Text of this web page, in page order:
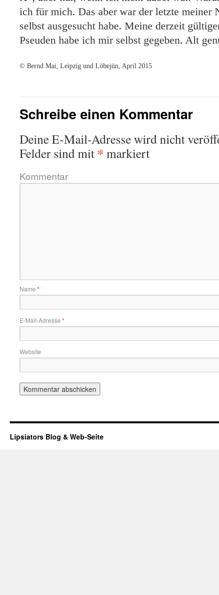
ich für mich. Das aber war der letzte meiner
selbst ausgesucht habe. Meine derzeit
Pseuden habe ich mir selbst gegeben. Alt
© Bernd Mai, Leipzig und Löbejün, April 2015
Schreibe einen Kommentar
Deine E-Mail-Adresse wird nicht
Felder sind mit * markiert
Kommentar
Name *
E-Mail-Adresse *
Website
Lipsiators Blog & Web-Seite